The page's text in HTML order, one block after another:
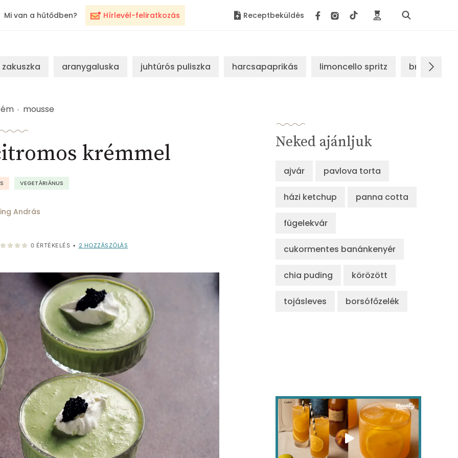
Hírlevél-feliratkozás
Mi van a hűtődben? Receptbeküldés
zakuszka aranygaluska juhtúrós puliszka harcsapaprikás limoncello spritz brassói
mousse
krémmel
VEGETÁRIÁNUS
András
0 ÉRTÉKELÉS • 2 HOZZÁSZÓLÁS
Neked ajánljuk
ajvár pavlova torta
házi ketchup panna cotta
fügelekvár
cukormentes banánkenyér
chia puding körözött
tojásleves borsófőzelék